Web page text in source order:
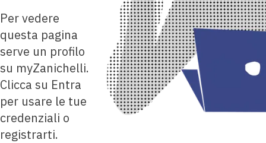
Per vedere
questa pagina
serve un profilo
su myZanichelli.
Clicca su Entra
per usare le tue
credenziali o
registrarti.